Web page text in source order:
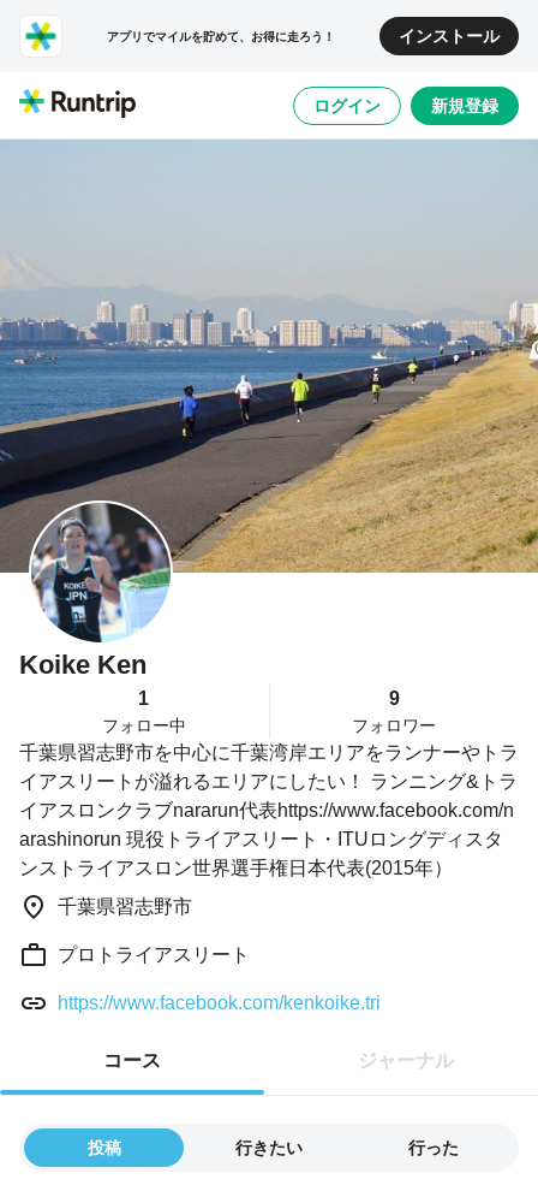
アプリでマイルを貯めて、お得に走ろう！ インストール
ログイン 新規登録
Koike Ken
1
フォロー中
9
フォロワー
千葉県習志野市を中心に千葉湾岸エリアをランナーやトラ
イアスリートが溢れるエリアにしたい！ ランニング&トラ
イアスロンクラブnararun代表https://www.facebook.com/n
arashinorun 現役トライアスリート・ITUロングディスタ
ンストライアスロン世界選手権日本代表(2015年）
千葉県習志野市
プロトライアスリート
https://www.facebook.com/kenkoike.tri
コース ジャーナル
投稿 行きたい 行った